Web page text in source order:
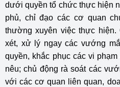
dưới quyền tổ chức thực hiện
phủ, chỉ đạo các cơ quan
thường xuyên việc thực
xét, xử lý ngay các vướng
quyền, khắc phục các vi
nêu; chủ động rà soát các
với các cơ quan liên quan,